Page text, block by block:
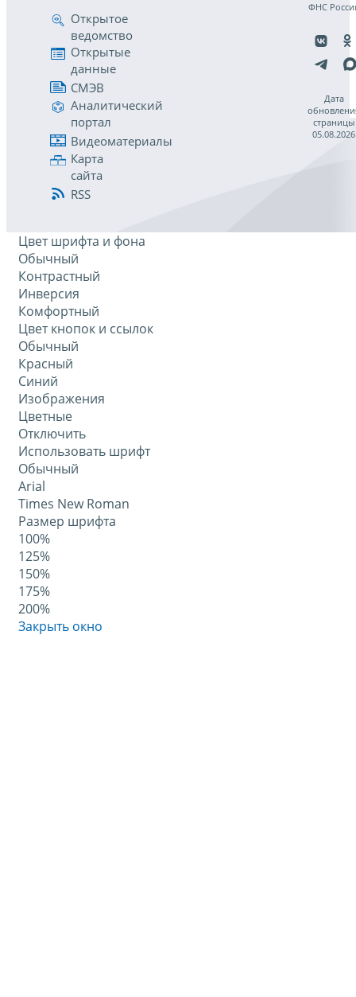
Открытое
ведомство
Открытые
данные
СМЭВ
Аналитический
портал
Видеоматериалы
Карта
сайта
RSS
ФНС
Дата
страницы
05.08.2026
Цвет шрифта и фона
Обычный
Контрастный
Инверсия
Комфортный
Цвет кнопок и ссылок
Обычный
Красный
Синий
Изображения
Цветные
Отключить
Использовать шрифт
Обычный
Arial
Times New Roman
Размер шрифта
100%
125%
150%
175%
200%
Закрыть окно